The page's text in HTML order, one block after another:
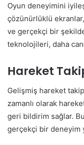
Oyun deneyimini
çözünürlüklü
ve gerçekçi bir
teknolojileri, daha
Hareket
Gelişmiş hareket
zamanlı olarak
geri bildirim sağlar.
gerçekçi bir deneyim